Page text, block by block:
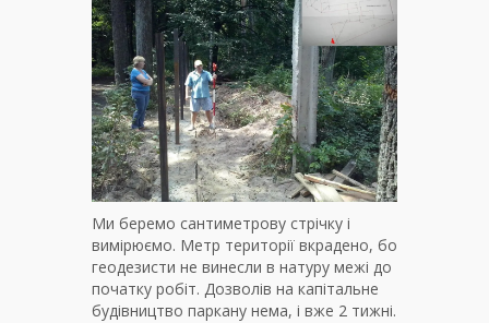
Ми беремо сантиметрову стрічку і
вимірюємо. Метр території вкрадено, бо
геодезисти не винесли в натуру межі до
початку робіт. Дозволів на капітальне
будівництво паркану нема, і вже 2 тижні.